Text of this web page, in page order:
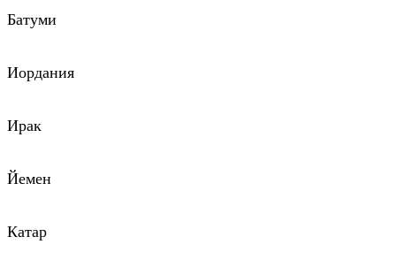
Батуми
Иордания
Ирак
Йемен
Катар